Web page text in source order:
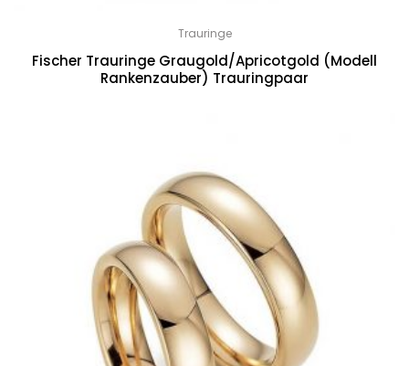
Trauringe
Fischer Trauringe Graugold/Apricotgold (Modell
Rankenzauber) Trauringpaar